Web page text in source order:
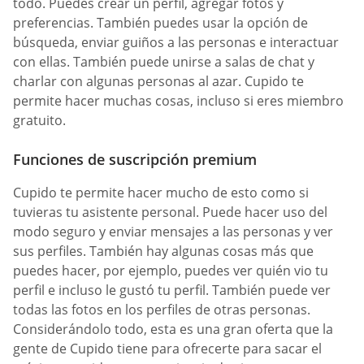
preferencias. También puedes usar la opción de
búsqueda, enviar guiños a las personas e interactuar
con ellas. También puede unirse a salas de chat y
charlar con algunas personas al azar. Cupido te
permite hacer muchas cosas, incluso si eres miembro
gratuito.
Funciones de suscripción premium
Cupido te permite hacer mucho de esto como si
tuvieras tu asistente personal. Puede hacer uso del
modo seguro y enviar mensajes a las personas y ver
sus perfiles. También hay algunas cosas más que
puedes hacer, por ejemplo, puedes ver quién vio tu
perfil e incluso le gustó tu perfil. También puede ver
todas las fotos en los perfiles de otras personas.
Considerándolo todo, esta es una gran oferta que la
gente de Cupido tiene para ofrecerte para sacar el